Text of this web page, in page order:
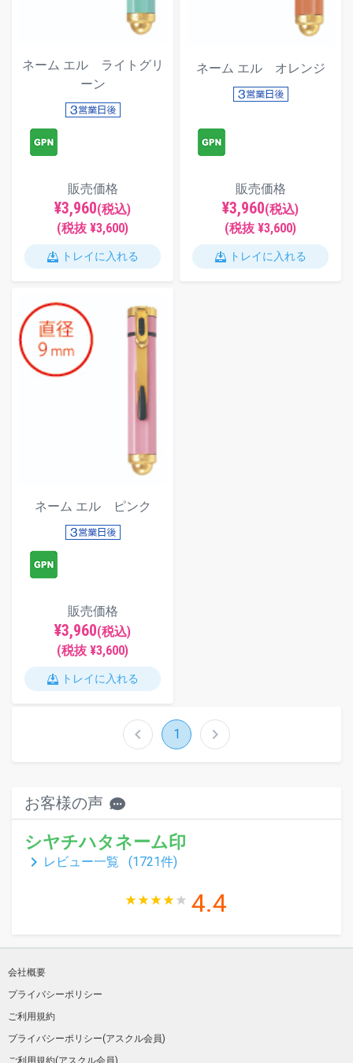
ネーム エル ライトグリ
ーン
販売価格
¥3,960(税込)
(税抜 ¥3,600)
トレイに入れる
ネーム エル オレンジ
販売価格
¥3,960(税込)
(税抜 ¥3,600)
トレイに入れる
ネーム エル ピンク
販売価格
¥3,960(税込)
(税抜 ¥3,600)
トレイに入れる
chevron_left 1 chevron_right
お客様の声
シヤチハタネーム印
keyboard_arrow_right レビュー一覧 (1721件)
4.4
会社概要
プライバシーポリシー
ご利用規約
プライバシーポリシー(アスクル会員)
ご利用規約(アスクル会員)